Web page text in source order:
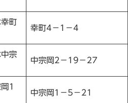
町
幸町4－1－4
宗
中宗岡2－19－27
1
中宗岡1－5－21